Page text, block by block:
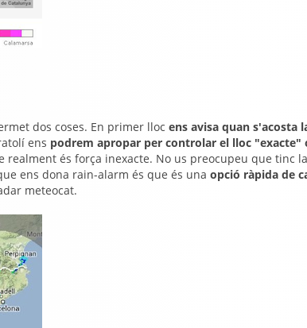
dos coses. En primer lloc ens avisa quan s'acosta
ens podrem apropar per controlar el lloc "exacte"
realment és força inexacte. No us preocupeu que tinc
ens dona rain-alarm és que és una opció ràpida de
meteocat.